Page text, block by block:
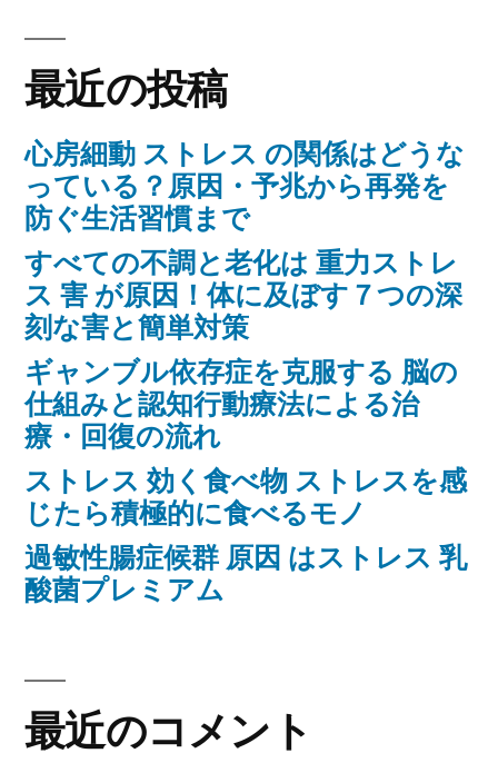
最近の投稿
心房細動 ストレス の関係はどうな
っている？原因・予兆から再発を
防ぐ生活習慣まで
すべての不調と老化は 重力ストレ
ス 害 が原因！体に及ぼす７つの深
刻な害と簡単対策
ギャンブル依存症を克服する 脳の
仕組みと認知行動療法による治
療・回復の流れ
ストレス 効く食べ物 ストレスを感
じたら積極的に食べるモノ
過敏性腸症候群 原因 はストレス 乳
酸菌プレミアム
最近のコメント